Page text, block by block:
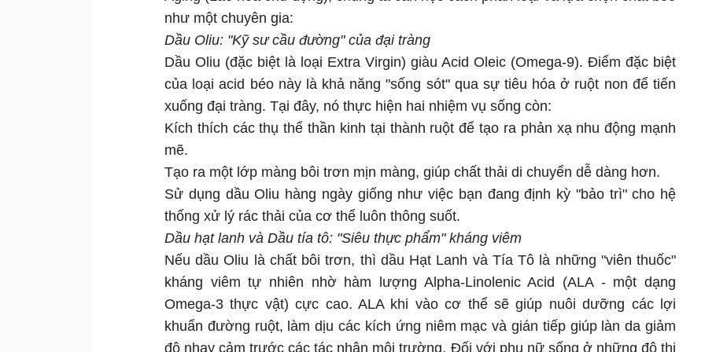
như một chuyên gia:
Dầu Oliu: "Kỹ sư cầu đường" của đại tràng
Dầu Oliu (đặc biệt là loại Extra Virgin) giàu Acid Oleic (Omega-9). Điểm đặc biệt
của loại acid béo này là khả năng "sống sót" qua sự tiêu hóa ở ruột non để tiến
xuống đại tràng. Tại đây, nó thực hiện hai nhiệm vụ sống còn:
Kích thích các thụ thể thần kinh tại thành ruột để tạo ra phản xạ nhu động mạnh
mẽ.
Tạo ra một lớp màng bôi trơn mịn màng, giúp chất thải di chuyển dễ dàng hơn.
Sử dụng dầu Oliu hàng ngày giống như việc bạn đang định kỳ "bảo trì" cho hệ
thống xử lý rác thải của cơ thể luôn thông suốt.
Dầu hạt lanh và Dầu tía tô: "Siêu thực phẩm" kháng viêm
Nếu dầu Oliu là chất bôi trơn, thì dầu Hạt Lanh và Tía Tô là những "viên thuốc"
kháng viêm tự nhiên nhờ hàm lượng Alpha-Linolenic Acid (ALA - một dạng
Omega-3 thực vật) cực cao. ALA khi vào cơ thể sẽ giúp nuôi dưỡng các lợi
khuẩn đường ruột, làm dịu các kích ứng niêm mạc và gián tiếp giúp làn da giảm
độ nhạy cảm trước các tác nhân môi trường. Đối với phụ nữ sống ở những đô thị